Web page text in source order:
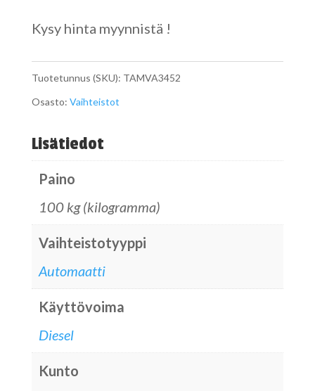
Kysy hinta myynnistä !
Tuotetunnus (SKU): TAMVA3452
Osasto: Vaihteistot
Lisätiedot
Paino
100 kg (kilogramma)
Vaihteistotyyppi
Automaatti
Käyttövoima
Diesel
Kunto